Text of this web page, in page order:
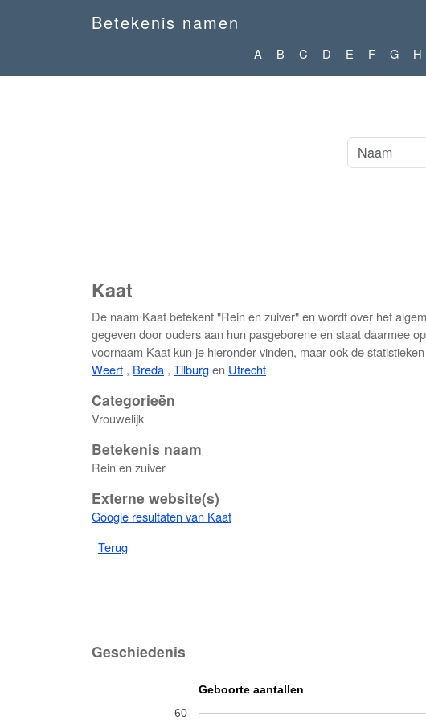
Betekenis namen
A B C D E F G H
Kaat
De naam Kaat betekent "Rein en zuiver" en wordt over het
gegeven door ouders aan hun pasgeborene en staat daarmee
voornaam Kaat kun je hieronder vinden, maar ook de
Weert , Breda , Tilburgen Utrecht
Categorieën
Vrouwelijk
Betekenis naam
Rein en zuiver
Externe website(s)
Google resultaten van Kaat
Terug
Geschiedenis
Geboorte aantallen
60